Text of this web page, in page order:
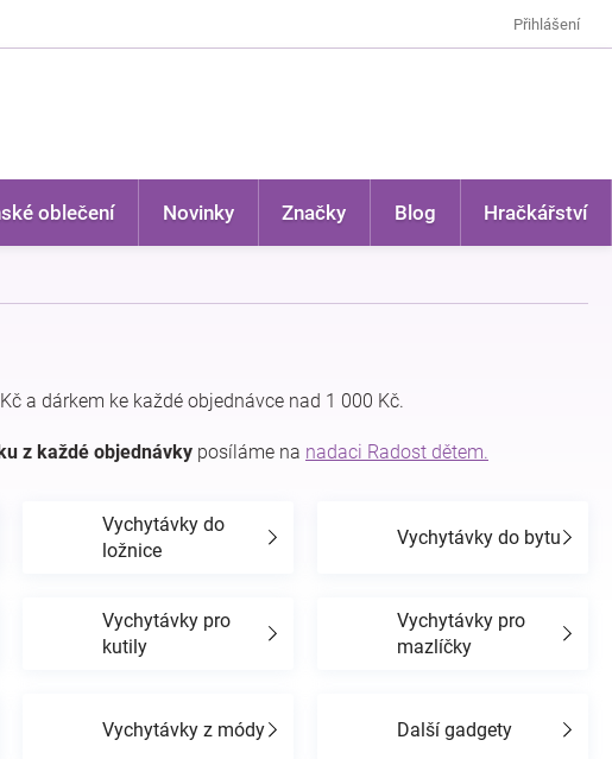
Přihlášení
oblečení Novinky Značky Blog Hračkářství
a dárkem ke každé objednávce nad 1 000 Kč.
z každé objednávky posíláme na nadaci Radost dětem.
Vychytávky do
ložnice
Vychytávky do bytu
Vychytávky pro
kutily
Vychytávky pro
mazlíčky
Vychytávky z módy Další gadgety